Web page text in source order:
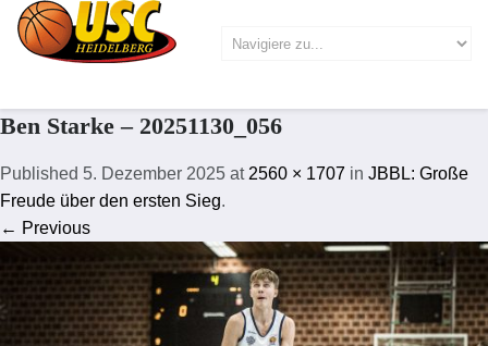
Ben Starke – 20251130_056
Published 5. Dezember 2025 at 2560 × 1707 in JBBL: Große
Freude über den ersten Sieg.
← Previous